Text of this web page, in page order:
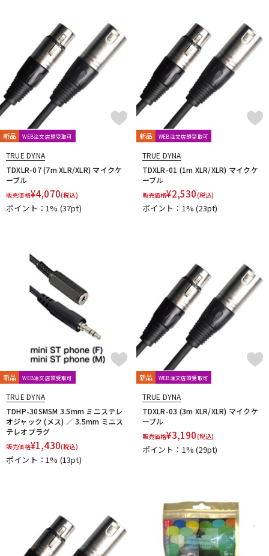
配信/ライブ機器 楽器アクセサリ
中古 ヴィンテージ
新品 WEB注文店頭受取可
TRUE DYNA
TDXLR-07 (7m XLR/XLR) マイクケ
ーブル
販売価格¥4,070(税込)
ポイント：1% (37pt)
新品 WEB注文店頭受取可
TRUE DYNA
TDXLR-01 (1m XLR/XLR) マイクケ
ーブル
販売価格¥2,530(税込)
ポイント：1%(23pt)
新品 WEB注文店頭受取可
TRUE DYNA
TDHP-30SMSM 3.5mm ミニステレ
オジャック (メス) ／ 3.5mm ミニス
テレオプラグ
販売価格¥1,430(税込)
ポイント：1% (13pt)
新品 WEB注文店頭受取可
TRUE DYNA
TDXLR-03 (3m XLR/XLR) マイクケ
ーブル
販売価格¥3,190(税込)
ポイント：1%(29pt)